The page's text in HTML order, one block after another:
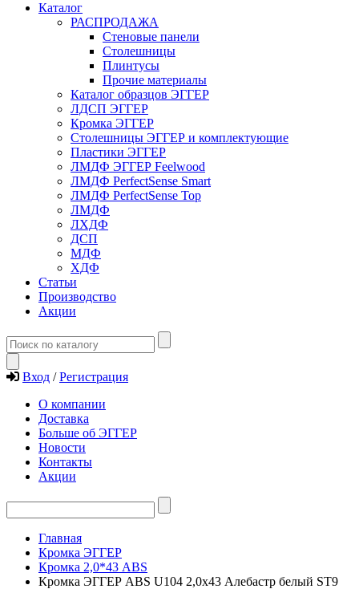
Каталог
РАСПРОДАЖА
Стеновые панели
Столешницы
Плинтусы
Прочие материалы
Каталог образцов ЭГГЕР
ЛДСП ЭГГЕР
Кромка ЭГГЕР
Столешницы ЭГГЕР и комплектующие
Пластики ЭГГЕР
ЛМДФ ЭГГЕР Feelwood
ЛМДФ PerfectSense Smart
ЛМДФ PerfectSense Top
ЛМДФ
ЛХДФ
ДСП
МДФ
ХДФ
Статьи
Производство
Акции
Вход / Регистрация
О компании
Доставка
Больше об ЭГГЕР
Новости
Контакты
Акции
Главная
Кромка ЭГГЕР
Кромка 2,0*43 ABS
Кромка ЭГГЕР ABS U104 2,0х43 Алебастр белый ST9